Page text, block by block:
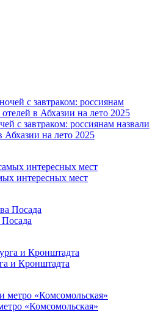
с завтраком: россиянам назвали
на лето 2025
интересных мест
Посада
и Кронштадта
«Комсомольская»